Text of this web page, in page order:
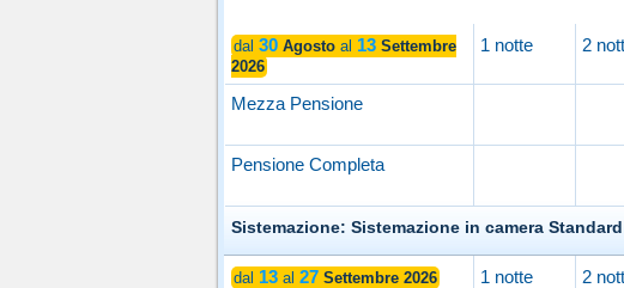
dal 30 Agosto al 13 Settembre
2026
1 notte 2
Mezza Pensione
Pensione Completa
Sistemazione: Sistemazione in camera Standard
dal 13 al 27 Settembre 2026 1 notte 2